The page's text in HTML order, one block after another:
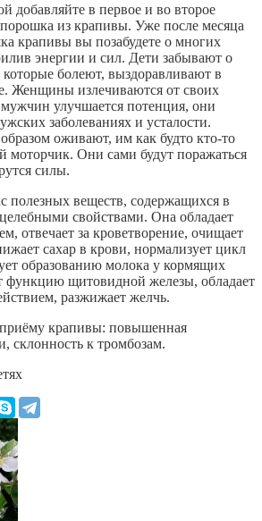
добавляйте в первое и во второе
из крапивы. Уже после месяца
крапивы вы позабудете о многих
энергии и сил. Дети забывают о
которые болеют, выздоравливают в
Женщины излечиваются от своих
улучшается потенция, они
заболеваниях и усталости.
оживают, им как будто кто-то
моторчик. Они сами будут поражаться
силы.
полезных веществ, содержащихся в
свойствами. Она обладает
отвечает за кроветворение, очищает
сахар в крови, нормализует цикл
образованию молока у кормящих
функцию щитовидной железы, обладает
разжижает желчь.
крапивы: повышенная
склонность к тромбозам.